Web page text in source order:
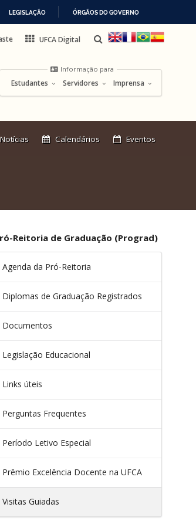
LEGISLAÇÃO ÓRGÃOS DO GOVERNO
UFCA Digital
Informação para
Estudantes Servidores Imprensa
Notícias Calendários Eventos
Reitoria de Graduação (Prograd)
Agenda da Pró-Reitoria
Diplomas de Graduação Registrados
Documentos
Legislação Educacional
Links úteis
Perguntas Frequentes
Período Letivo Especial
Prêmio Excelência Docente na UFCA
Visitas Guiadas